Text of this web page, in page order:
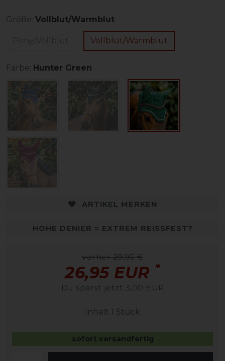
Größe: Vollblut/Warmblut
Vollblut/Warmblut
Farbe: Hunter Green
ARTIKEL MERKEN
HOHE DENIER = EXTREM REISSFEST?
vorher 29,95 €
26,95 EUR *
Du sparst jetzt 3,00 EUR
Inhalt 1 Stück
sofort versandfertig